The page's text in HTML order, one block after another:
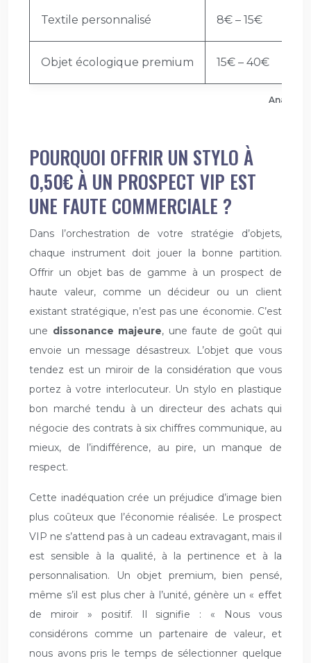
Analyse
Textile personnalisé 8€ – 15€
Objet écologique premium 15€ – 40€
POURQUOI OFFRIR UN STYLO À
0,50€ À UN PROSPECT VIP EST
UNE FAUTE COMMERCIALE ?
Dans l’orchestration de votre stratégie d’objets,
chaque instrument doit jouer la bonne partition.
Offrir un objet bas de gamme à un prospect de
haute valeur, comme un décideur ou un client
existant stratégique, n’est pas une économie. C’est
une dissonance majeure, une faute de goût qui
envoie un message désastreux. L’objet que vous
tendez est un miroir de la considération que vous
portez à votre interlocuteur. Un stylo en plastique
bon marché tendu à un directeur des achats qui
négocie des contrats à six chiffres communique, au
mieux, de l’indifférence, au pire, un manque de
respect.
Cette inadéquation crée un préjudice d’image bien
plus coûteux que l’économie réalisée. Le prospect
VIP ne s’attend pas à un cadeau extravagant, mais il
est sensible à la qualité, à la pertinence et à la
personnalisation. Un objet premium, bien pensé,
même s’il est plus cher à l’unité, génère un « effet
de miroir » positif. Il signifie : « Nous vous
considérons comme un partenaire de valeur, et
nous avons pris le temps de sélectionner quelque